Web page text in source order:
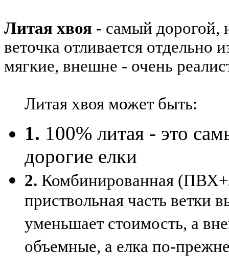
Литая хвоя - самый дорогой,
веточка отливается
мягкие, внешне - очень
Литая хвоя может быть:
1. 100% литая - это
дорогие елки
2. Комбинированная
приствольная часть ветки
уменьшает стоимость, а
объемные, а елка по-